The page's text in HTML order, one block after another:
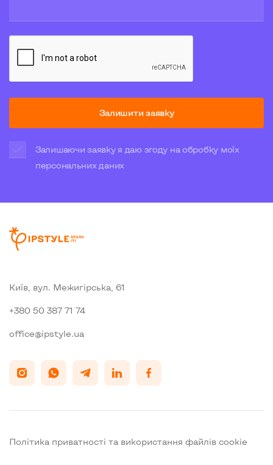
Залишити заявку
Залишаючи заявку я даю згоду на обробку моїх
персональних даних
Київ, вул. Межигiрська, 61
+380 50 387 71 74
office@ipstyle.ua
Політика приватності та використання файлів cookie